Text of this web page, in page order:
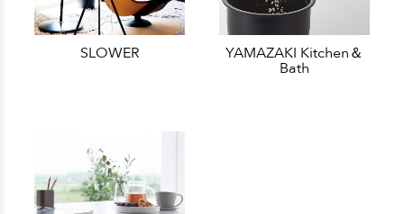
SLOWER YAMAZAKI Kitchen＆
Bath